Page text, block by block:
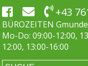
+43
BÜROZEITEN
Mo-Do: 09:00-12:00,
12:00, 13:00-16:00